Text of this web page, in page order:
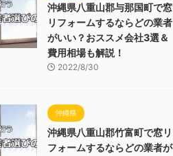
沖縄県八重山郡与那国町で窓
リフォームするならどの業者
がいい？おススメ会社3選＆
費用相場も解説！
2022/8/30
沖縄県
沖縄県八重山郡竹富町で窓リ
フォームするならどの業者が